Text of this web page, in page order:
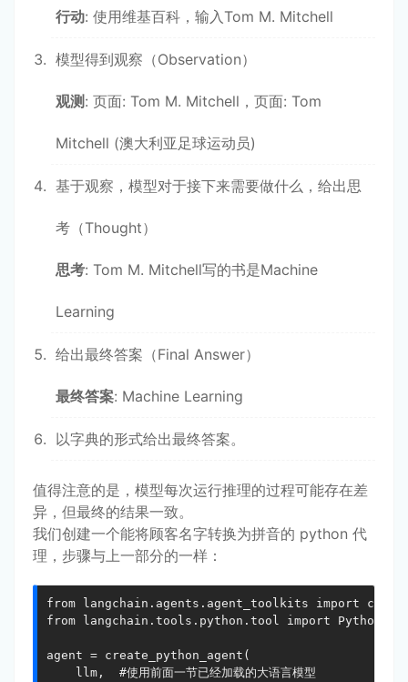
行动: 使用维基百科，输入Tom M. Mitchell
模型得到观察（Observation）
观测 : 页面: Tom M. Mitchell，页面: Tom
Mitchell (澳大利亚足球运动员)
基于观察，模型对于接下来需要做什么，给出思
考（Thought）
思考: Tom M. Mitchell写的书是Machine
Learning
给出最终答案（Final Answer）
最终答案: Machine Learning
以字典的形式给出最终答案。
值得注意的是，模型每次运行推理的过程可能存在差
异，但最终的结果一致。
我们创建一个能将顾客名字转换为拼音的 python 代
理，步骤与上一部分的一样：
from langchain.agents.agent_toolkits import
from langchain.tools.python.tool import
agent = create_python_agent(
    llm,  #使用前面一节已经加载的大语言模型